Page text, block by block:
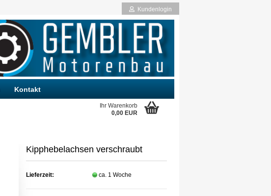
Kundenlogin
Passwort vergessen?
Ihr Warenkorb
0,00 EUR
Kontakt
Kipphebelachsen verschraubt
Lieferzeit: ca. 1 Woche